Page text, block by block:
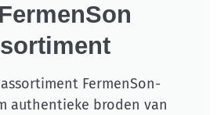
FermenSon-
authentieke broden van